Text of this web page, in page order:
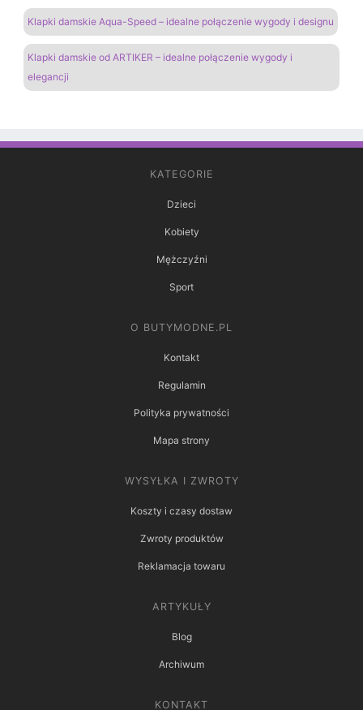
Klapki damskie Aqua-Speed – idealne połączenie wygody i designu
Klapki damskie od ARTIKER – idealne połączenie wygody i
elegancji
KATEGORIE
Dzieci
Kobiety
Mężczyźni
Sport
O BUTYMODNE.PL
Kontakt
Regulamin
Polityka prywatności
Mapa strony
WYSYŁKA I ZWROTY
Koszty i czasy dostaw
Zwroty produktów
Reklamacja towaru
ARTYKUŁY
Blog
Archiwum
KONTAKT